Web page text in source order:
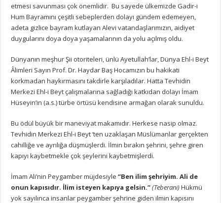
etmesi savunması çok önemlidir. Bu sayede ülkemizde Gadir-i
Hum Bayramını çeşitli sebeplerden dolayı gündem edemeyen,
adeta gizlice bayram kutlayan Alevi vatandaşlarımızın, aidiyet
duygularını doya doya yaşamalarının da yolu açılmış oldu.
Dünyanın meşhur Şii otoriteleri, ünlü Ayetullah’lar, Dünya Ehl-i Beyt
Âlimleri Sayın Prof. Dr. Haydar Baş Hocamızın bu hakikati
korkmadan haykırmasını takdirle karşıladılar. Hatta Tevhidin
Merkezi Ehl-i Beyt çalışmalarına sağladığı katkıdan dolayı İmam
Hüseyin’in (a.s.) türbe örtüsü kendisine armağan olarak sunuldu.
Bu ödül büyük bir maneviyat makamıdır. Herkese nasip olmaz.
Tevhidin Merkezi Ehl-i Beyt ‘ten uzaklaşan Müslümanlar gerçekten
cahilliğe ve ayrılığa düşmüşlerdi. İlmin bırakın şehrini, şehre giren
kapıyı kaybetmekle çok şeylerini kaybetmişlerdi.
İmam Ali’nin Peygamber müjdesiyle“Ben ilim şehriyim. Ali de
onun kapısıdır. İlim isteyen kapıya gelsin.”(Teberani)Hükmü
yok sayılınca insanlar peygamber şehrine giden ilmin kapısını